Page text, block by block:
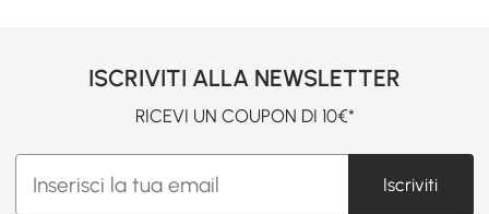
ISCRIVITI ALLA NEWSLETTER
RICEVI UN COUPON DI 10€*
Iscriviti